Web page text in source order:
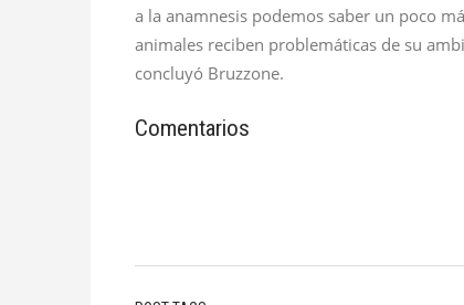
a la anamnesis podemos saber un poco
animales reciben problemáticas de su
concluyó Bruzzone.
Comentarios